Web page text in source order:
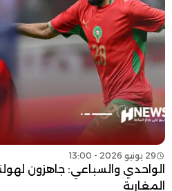
29 يونيو 2026 - 13:00
الواحدي والسباعي: جاهزون
المغاربة